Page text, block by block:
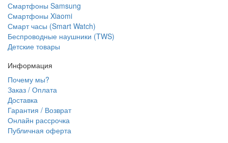
Смартфоны Samsung
Смартфоны Xiaomi
Смарт часы (Smart Watch)
Беспроводные наушники (TWS)
Детские товары
Информация
Почему мы?
Заказ / Оплата
Доставка
Гарантия / Возврат
Онлайн рассрочка
Публичная оферта